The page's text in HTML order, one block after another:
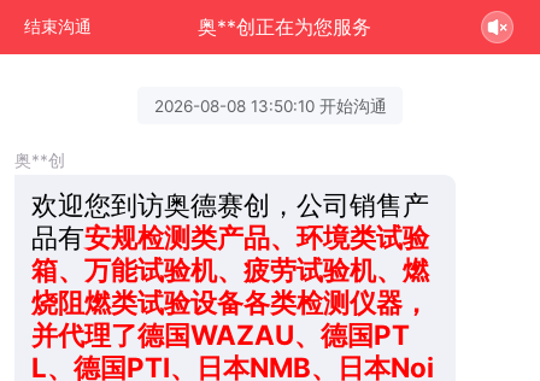
结束沟通 奥**创正在为您服务
2026-08-08 13:50:10 开始沟通
奥**创
欢迎您到访奥德赛创，公司销售产
品有安规检测类产品、环境类试验
箱、万能试验机、疲劳试验机、燃
烧阻燃类试验设备各类检测仪器，
并代理了德国WAZAU、德国PT
L、德国PTI、日本NMB、日本Noi